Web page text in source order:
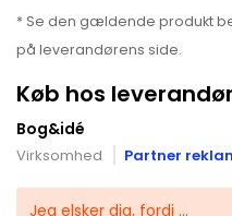
* Se den gældende produkt
på leverandørens side.
Køb hos leverandør
Bog&idé
Virksomhed Partner
Jeg elsker dig, fordi ...